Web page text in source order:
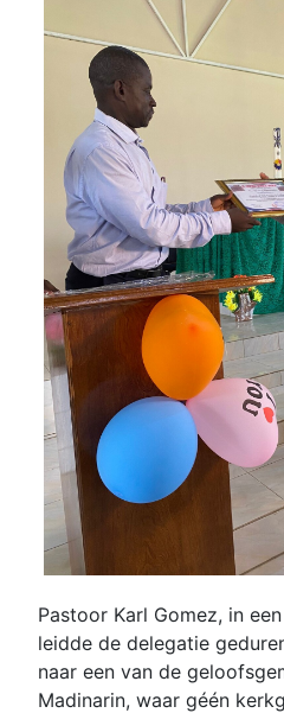
Pastoor Karl Gomez, in
leidde de delegatie
naar een van de
Madinarin, waar géén